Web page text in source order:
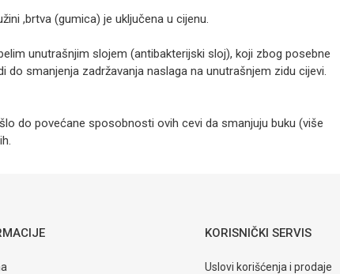
,brtva (gumica) je uključena u cijenu.
unutrašnjim slojem (antibakterijski sloj), koji zbog posebne
smanjenja zadržavanja naslaga na unutrašnjem zidu cijevi.
do povećane sposobnosti ovih cevi da smanjuju buku (više
PVC ELEMENTI 0,60KM
KORISNIČKI SERVIS
Uslovi korišćenja i prodaje